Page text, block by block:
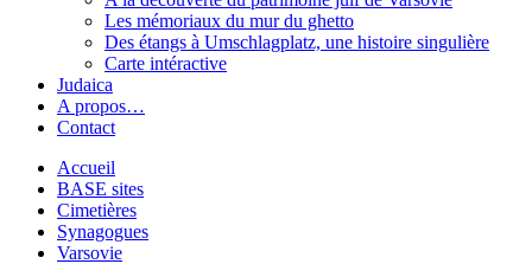
Les mémoriaux du mur du ghetto
Des étangs à Umschlagplatz, une histoire singulière
Carte intéractive
Judaica
A propos…
Contact
Accueil
BASE sites
Cimetières
Synagogues
Varsovie